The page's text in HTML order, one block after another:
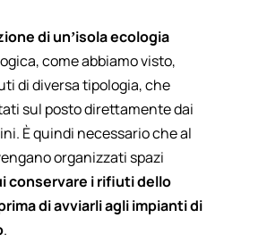
di un’isola ecologia
come abbiamo visto,
di diversa tipologia, che
sul posto direttamente dai
È quindi necessario che al
organizzati spazi
conservare i rifiuti dello
di avviarli agli impianti di
.